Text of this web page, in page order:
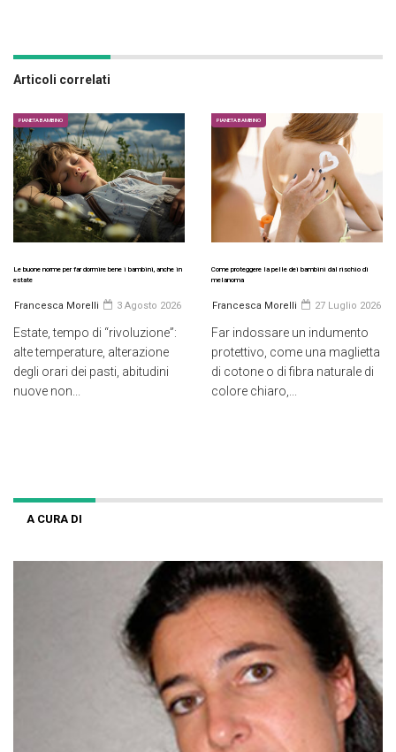
Articoli correlati
PIANETA BAMBINO
Le buone norme per far dormire bene i bambini, anche in
estate
Francesca Morelli 3 Agosto 2026
Estate, tempo di “rivoluzione”:
alte temperature, alterazione
degli orari dei pasti, abitudini
nuove non...
PIANETA BAMBINO
Come proteggere la pelle dei bambini dal rischio di
melanoma
Francesca Morelli 27 Luglio 2026
Far indossare un indumento
protettivo, come una maglietta
di cotone o di fibra naturale di
colore chiaro,...
A CURA DI